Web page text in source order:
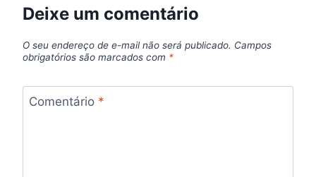
Deixe um comentário
O seu endereço de e-mail não será publicado. Campos
obrigatórios são marcados com *
Comentário *